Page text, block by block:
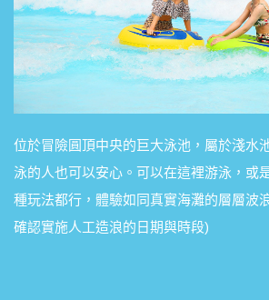
位於冒險圓頂中央的巨大泳池，屬於淺水
泳的人也可以安心。可以在這裡游泳，或
種玩法都行，體驗如同真實海灘的層層波
確認實施人工造浪的日期與時段)